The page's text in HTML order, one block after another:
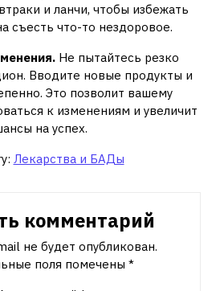
и ланчи, чтобы избежать
съесть что-то нездоровое.
Не пытайтесь резко
Вводите новые продукты и
Это позволит вашему
к изменениям и увеличит
на успех.
Лекарства и БАДы
комментарий
не будет опубликован.
поля помечены *